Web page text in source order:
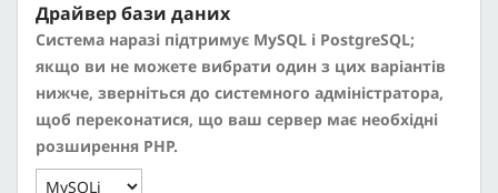
Драйвер бази даних
Система наразі підтримує MySQL і PostgreSQL;
якщо ви не можете вибрати один з цих варіантів
нижче, зверніться до системного адміністратора,
щоб переконатися, що ваш сервер має необхідні
розширення PHP.